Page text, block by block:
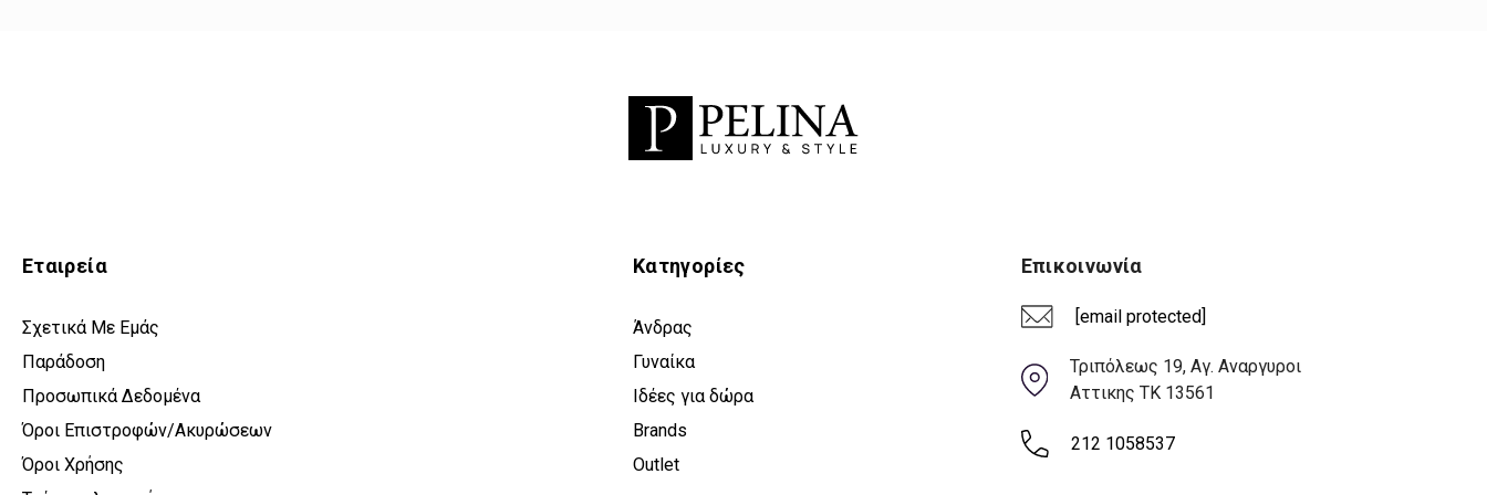
Εταιρεία
Σχετικά Με Εμάς
Παράδοση
Προσωπικά Δεδομένα
Όροι Επιστροφών/Ακυρώσεων
Όροι Χρήσης
Κατηγορίες
Άνδρας
Γυναίκα
Ιδέες για δώρα
Brands
Outlet
Επικοινωνία
[email protected]
Τριπόλεως 19, Αγ. Αναργυροι
Αττικης ΤΚ 13561
212 1058537